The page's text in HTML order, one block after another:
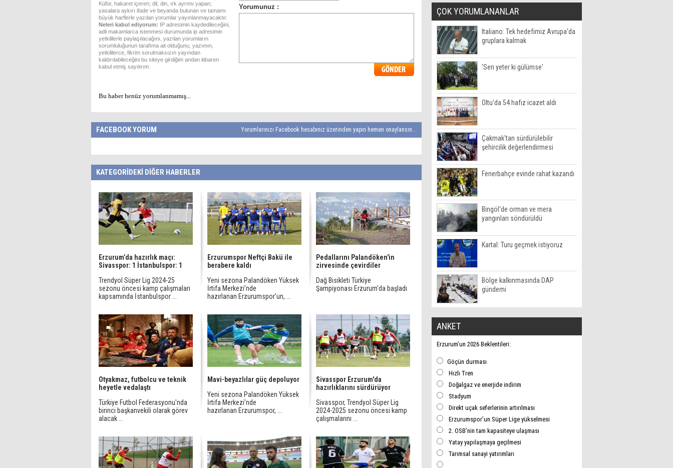
Küfür, hakaret içeren; dil, din, ırk ayrımı yapan;
yasalara aykırı ifade ve beyanda bulunan ve tamamı
büyük harflerle yazılan yorumlar yayınlanmayacaktır.
Neleri kabul ediyorum: IP adresimin kaydedileceğini,
adli makamlarca istenmesi durumunda ip adresimin
yetkililerle paylaşılacağını, yazılan yorumların
sorumluluğunun tarafıma ait olduğunu, yazımın,
yetkililerce, fikrim sorulmaksızın yayından
kaldırılabileceğini bu siteye girdiğim andan itibaren
kabul etmiş sayılırım.
Bu haber henüz yorumlanmamış...
FACEBOOK YORUM Yorumlarınızı Facebook hesabınız üzerinden yapın hemen onaylansın...
KATEGORİDEKİ DİĞER HABERLER
Erzurum’da hazırlık maçı:
Sivasspor: 1 İstanbulspor: 1
Trendyol Süper Lig 2024-25
sezonu öncesi kamp çalışmaları
kapsamında İstanbulspor ...
Erzurumspor Neftçi Bakü ile
berabere kaldı
Yeni sezona Palandöken Yüksek
İrtifa Merkezi’nde
hazırlanan Erzurumspor’un, ...
Pedallarını Palandöken'in
zirvesinde çevirdiler
Dağ Bisikleti Türkiye
Şampiyonası Erzurum'da başladı
Otyakmaz, futbolcu ve teknik
heyetle vedalaştı
Türkiye Futbol Federasyonu'nda
birinci başkanvekili olarak görev
alacak ...
Mavi-beyazlılar güç depoluyor
Yeni sezona Palandöken Yüksek
İrtifa Merkezi’nde
hazırlanan Erzurumspor, ...
Sivasspor Erzurum'da
hazırlıklarını sürdürüyor
Sivasspor, Trendyol Süper Lig
2024-2025 sezonu öncesi kamp
çalışmalarını ...
ÇOK YORUMLANANLAR
Italiano: Tek hedefimiz Avrupa'da
gruplara kalmak
'Sen yeter ki gülümse'
Oltu'da 54 hafız icazet aldı
Çakmak'tan sürdürülebilir
şehircilik değerlendirmesi
Fenerbahçe evinde rahat kazandı
Bingöl'de orman ve mera
yangınları söndürüldü
Kartal: Turu geçmek istiyoruz
Bölge kalkınmasında DAP
gündemi
ANKET
Erzurum’un 2026 Beklentileri:
Göçün durması
Hızlı Tren
Doğalgaz ve enerjide indirim
Stadyum
Direkt uçak seferlerinin artırılması
Erzurumspor’un Süper Lige yükselmesi
2. OSB’nin tam kapasiteye ulaşması
Yatay yapılaşmaya geçilmesi
Tarımsal sanayi yatırımları